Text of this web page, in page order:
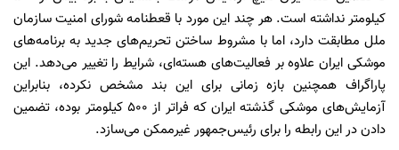
کیلومتر نداشته است. هر چند این مورد با قعطنامه شورای امنیت سازمان
ملل مطابقت دارد، اما با مشروط ساختن تحریم‌های جدید به برنامه‌های
موشکی ایران علاوه بر فعالیت‌های هسته‌ای، شرایط را تغییر می‌دهد. این
پاراگراف همچنین بازه زمانی برای این بند مشخص نکرده، بنابراین
آزمایش‌های موشکی گذشته ایران که فراتر از 500 کیلومتر بوده، تضمین
دادن در این رابطه را برای رئیس‌جمهور غیرممکن می‌سازد.